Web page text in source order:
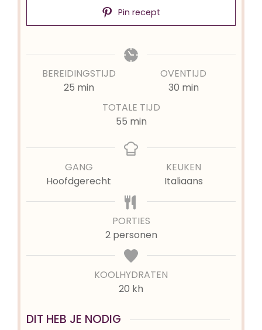
Pin recept
BEREIDINGSTIJD
25minuten
min
OVENTIJD
30minuten
min
TOTALE TIJD
55minuten
min
GANG
Hoofdgerecht
KEUKEN
Italiaans
PORTIES
2 personen
KOOLHYDRATEN
20 kh
DIT HEB JE NODIG